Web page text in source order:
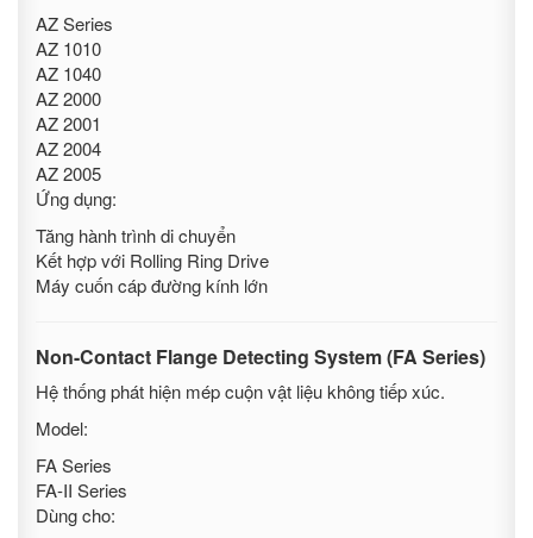
AZ Series
AZ 1010
AZ 1040
AZ 2000
AZ 2001
AZ 2004
AZ 2005
Ứng dụng:
Tăng hành trình di chuyển
Kết hợp với Rolling Ring Drive
Máy cuốn cáp đường kính lớn
Non-Contact Flange Detecting System (FA Series)
Hệ thống phát hiện mép cuộn vật liệu không tiếp xúc.
Model:
FA Series
FA-II Series
Dùng cho: